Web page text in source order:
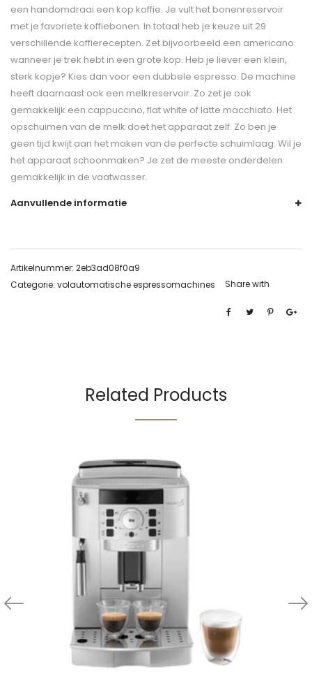
een handomdraai een kop koffie. Je vult het bonenreservoir
met je favoriete koffiebonen. In totaal heb je keuze uit 29
verschillende koffierecepten. Zet bijvoorbeeld een americano
wanneer je trek hebt in een grote kop. Heb je liever een klein,
sterk kopje? Kies dan voor een dubbele espresso. De machine
heeft daarnaast ook een melkreservoir. Zo zet je ook
gemakkelijk een cappuccino, flat white of latte macchiato. Het
opschuimen van de melk doet het apparaat zelf. Zo ben je
geen tijd kwijt aan het maken van de perfecte schuimlaag. Wil je
het apparaat schoonmaken? Je zet de meeste onderdelen
gemakkelijk in de vaatwasser.
Aanvullende informatie
Artikelnummer: 2eb3ad08f0a9
Categorie: volautomatische espressomachines Share with
Related Products